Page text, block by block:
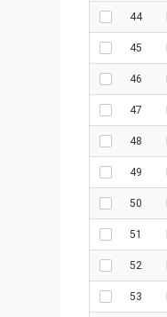
44
45
46
47
48
49
50
51
52
53